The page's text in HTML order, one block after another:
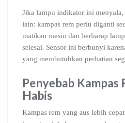
Jika lampu indikator ini menyala,
lain: kampas rem perlu diganti
matikan mesin dan berharap
selesai. Sensor ini berbunyi
yang membutuhkan perhatian
Penyebab Kampas
Habis
Kampas rem yang aus lebih